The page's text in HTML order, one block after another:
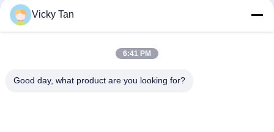
Sc / Upc Sc / Apc Sm 광섬유 퀵 커넥터 프트스 단일모드 광섬유
빠른 연결기
SC UPC 0.3 DB (데시벨)은 섬유 광학 커넥터 OM3 섬유 필드 어셈
Vicky Tan
6:41 PM
Good day, what product are you looking for?